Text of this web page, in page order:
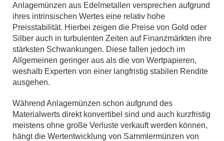
Anlagemünzen aus Edelmetallen versprechen aufgrund
ihres intrinsischen Wertes eine relativ hohe
Preisstabilität. Hierbei zeigen die Preise von Gold oder
Silber auch in turbulenten Zeiten auf Finanzmärkten ihre
stärksten Schwankungen. Diese fallen jedoch im
Allgemeinen geringer aus als die von Wertpapieren,
weshalb Experten von einer langfristig stabilen Rendite
ausgehen.
Während Anlagemünzen schon aufgrund des
Materialwerts direkt konvertibel sind und auch kurzfristig
meistens ohne große Verluste verkauft werden können,
hängt die Wertentwicklung von Sammlermünzen von